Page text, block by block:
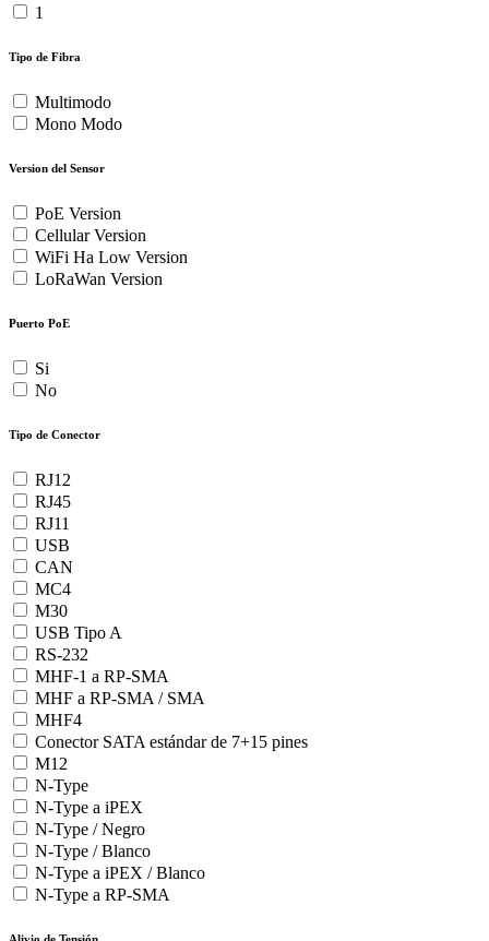
1
Tipo de Fibra
Multimodo
Mono Modo
Version del Sensor
PoE Version
Cellular Version
WiFi Ha Low Version
LoRaWan Version
Puerto PoE
Si
No
Tipo de Conector
RJ12
RJ45
RJ11
USB
CAN
MC4
M30
USB Tipo A
RS-232
MHF-1 a RP-SMA
MHF a RP-SMA / SMA
MHF4
Conector SATA estándar de 7+15 pines
M12
N-Type
N-Type a iPEX
N-Type / Negro
N-Type / Blanco
N-Type a iPEX / Blanco
N-Type a RP-SMA